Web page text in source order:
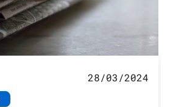
28/03/2024